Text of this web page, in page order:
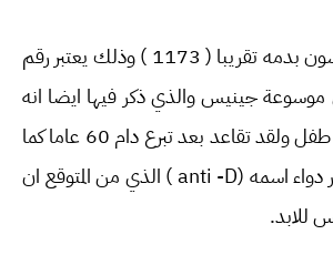
وتبرع جيمس هاريسون بدمه تقريبا ( 1173 ) وذلك يعتبر رقم
جينيس والذي ذكر فيها ايضا انه
انقذ اكثر من مليوني طفل ولقد تقاعد بعد تبرع دام 60 عاما كما
استخدم دمه لتطوير دواء اسمه (anti -D ) الذي من المتوقع ان
للابد.